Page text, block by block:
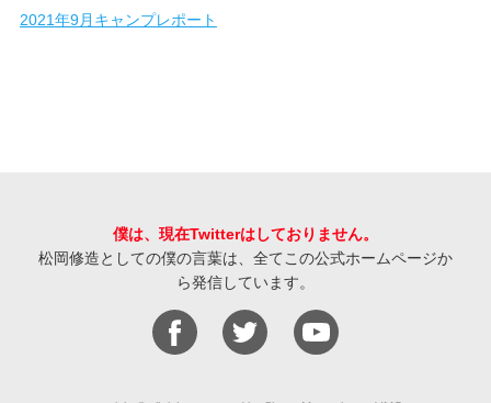
2021年9月キャンプレポート
僕は、現在Twitterはしておりません。
松岡修造としての僕の言葉は、全てこの公式ホームページか
ら発信しています。